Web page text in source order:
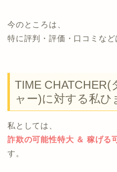
今のところは、
特に評判・評価・口コミなど
TIME CHATCHER(
ャー)に対する私ひ
私としては、
詐欺の可能性特大 ＆ 稼げる
す。